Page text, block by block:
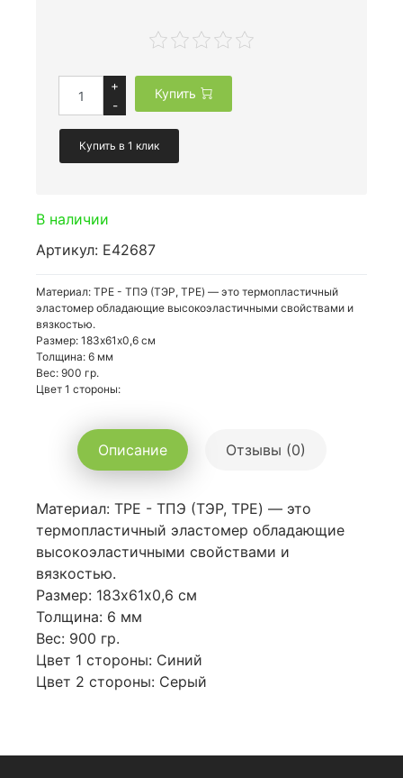
+
-
Купить
Купить в 1 клик
В наличии
Артикул: E42687
Материал: TPE - ТПЭ (ТЭР, TPE) — это термопластичный
эластомер обладающие высокоэластичными свойствами и
вязкостью.
Размер: 183х61х0,6 см
Толщина: 6 мм
Вес: 900 гр.
Цвет 1 стороны:
Описание Отзывы (0)
Материал: TPE - ТПЭ (ТЭР, TPE) — это
термопластичный эластомер обладающие
высокоэластичными свойствами и
вязкостью.
Размер: 183х61х0,6 см
Толщина: 6 мм
Вес: 900 гр.
Цвет 1 стороны: Синий
Цвет 2 стороны: Серый